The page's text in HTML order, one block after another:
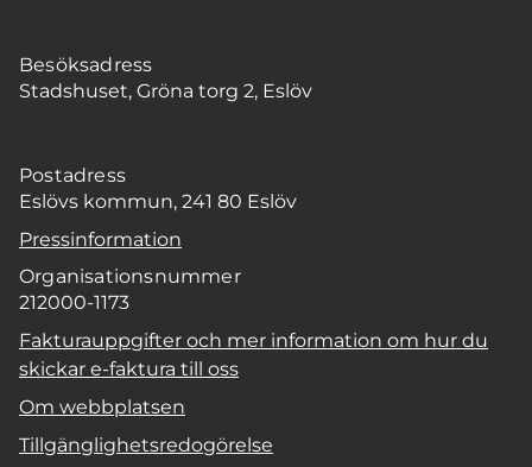
Besöksadress
Stadshuset, Gröna torg 2, Eslöv
Postadress
Eslövs kommun, 241 80 Eslöv
Pressinformation
Organisationsnummer
212000-1173
Fakturauppgifter och mer information om hur du
skickar e-faktura till oss
Om webbplatsen
Tillgänglighetsredogörelse